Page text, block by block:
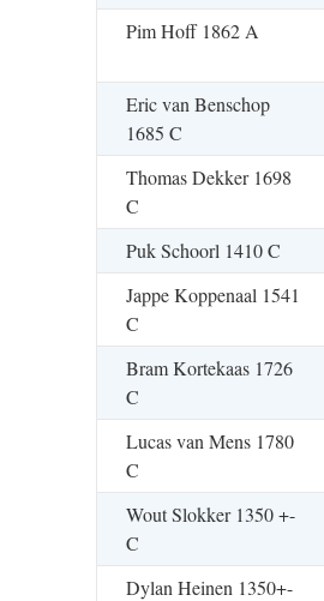
Pim Hoff 1862 A
Eric van Benschop
1685 C
Thomas Dekker 1698
C
Puk Schoorl 1410 C
Jappe Koppenaal 1541
C
Bram Kortekaas 1726
C
Lucas van Mens 1780
C
Wout Slokker 1350 +-
C
Dylan Heinen 1350+-